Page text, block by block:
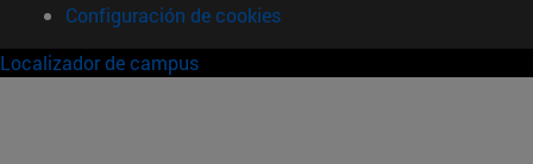
Configuración de cookies
Localizador de campus